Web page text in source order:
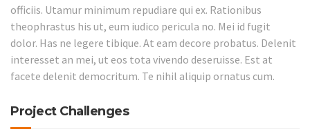
officiis. Utamur minimum repudiare qui ex. Rationibus
theophrastus his ut, eum iudico pericula no. Mei id fugit
dolor. Has ne legere tibique. At eam decore probatus. Delenit
interesset an mei, ut eos tota vivendo deseruisse. Est at
facete delenit democritum. Te nihil aliquip ornatus cum.
Project Challenges